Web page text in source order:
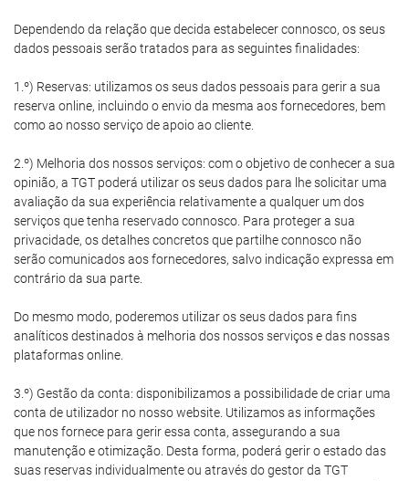
Dependendo da relação que decida estabelecer connosco, os seus
dados pessoais serão tratados para as seguintes finalidades:
1.º) Reservas: utilizamos os seus dados pessoais para gerir a sua
reserva online, incluindo o envio da mesma aos fornecedores, bem
como ao nosso serviço de apoio ao cliente.
2.º) Melhoria dos nossos serviços: com o objetivo de conhecer a sua
opinião, a TGT poderá utilizar os seus dados para lhe solicitar uma
avaliação da sua experiência relativamente a qualquer um dos
serviços que tenha reservado connosco. Para proteger a sua
privacidade, os detalhes concretos que partilhe connosco não
serão comunicados aos fornecedores, salvo indicação expressa em
contrário da sua parte.
Do mesmo modo, poderemos utilizar os seus dados para fins
analíticos destinados à melhoria dos nossos serviços e das nossas
plataformas online.
3.º) Gestão da conta: disponibilizamos a possibilidade de criar uma
conta de utilizador no nosso website. Utilizamos as informações
que nos fornece para gerir essa conta, assegurando a sua
manutenção e otimização. Desta forma, poderá gerir o estado das
suas reservas individualmente ou através do gestor da TGT